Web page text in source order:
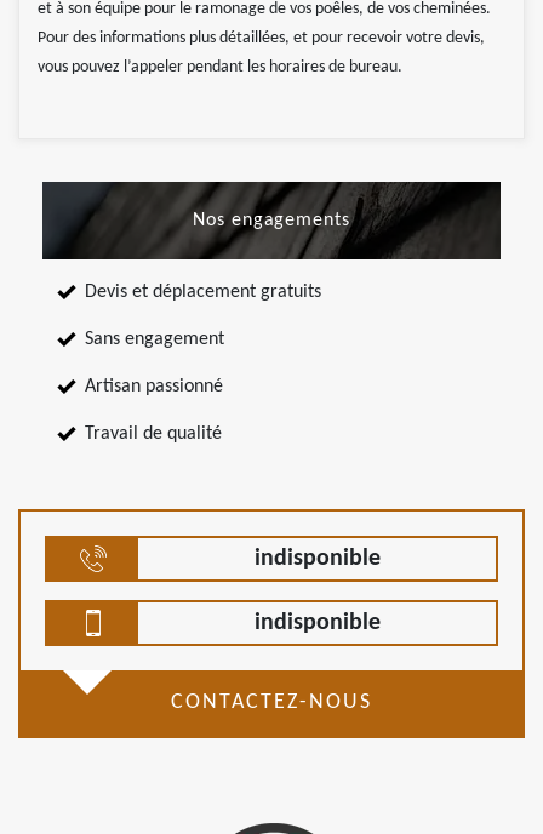
et à son équipe pour le ramonage de vos poêles, de vos cheminées.
Pour des informations plus détaillées, et pour recevoir votre devis,
vous pouvez l’appeler pendant les horaires de bureau.
Nos engagements
Devis et déplacement gratuits
Sans engagement
Artisan passionné
Travail de qualité
indisponible
indisponible
CONTACTEZ-NOUS